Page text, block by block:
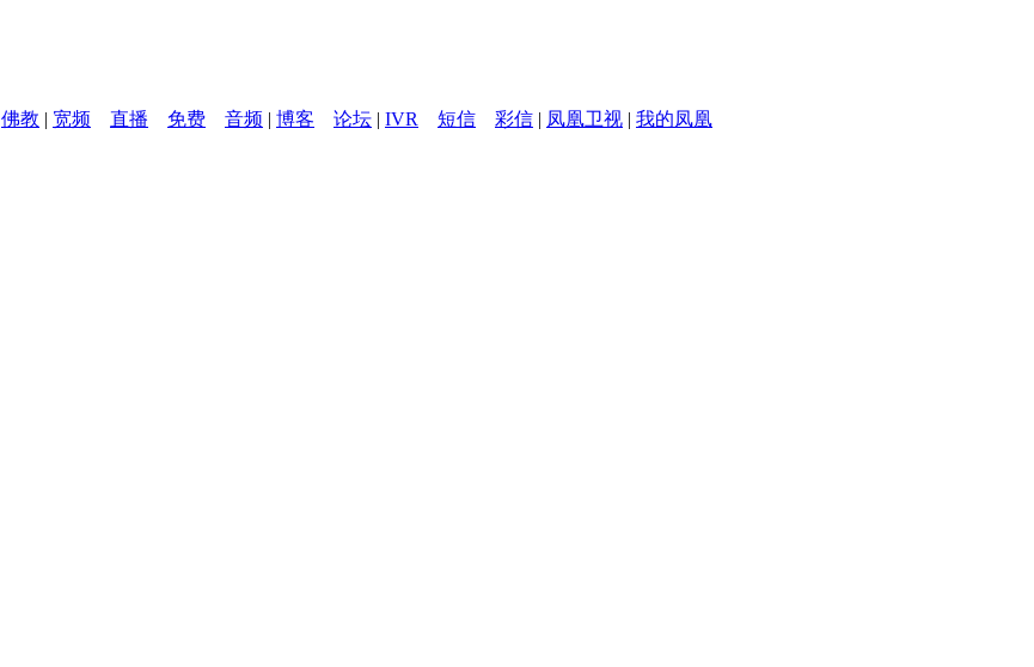
佛教 | 宽频 直播 免费 音频 | 博客 论坛 | IVR 短信 彩信 | 凤凰卫视 | 我的凤凰